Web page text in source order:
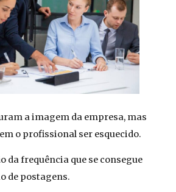
a imagem da empresa, mas
o profissional ser esquecido.
da frequência que se consegue
de postagens.